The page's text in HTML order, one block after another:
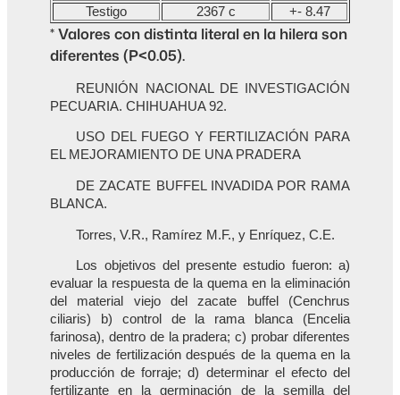
Testigo 2367 c +- 8.47
* Valores con distinta literal en la hilera son
diferentes (P<0.05).
REUNIÓN NACIONAL DE INVESTIGACIÓN
PECUARIA. CHIHUAHUA 92.
USO DEL FUEGO Y FERTILIZACIÓN PARA
EL MEJORAMIENTO DE UNA PRADERA
DE ZACATE BUFFEL INVADIDA POR RAMA
BLANCA.
Torres, V.R., Ramírez M.F., y Enríquez, C.E.
Los objetivos del presente estudio fueron: a)
evaluar la respuesta de la quema en la eliminación
del material viejo del zacate buffel (Cenchrus
ciliaris) b) control de la rama blanca (Encelia
farinosa), dentro de la pradera; c) probar diferentes
niveles de fertilización después de la quema en la
producción de forraje; d) determinar el efecto del
fertilizante en la germinación de la semilla del